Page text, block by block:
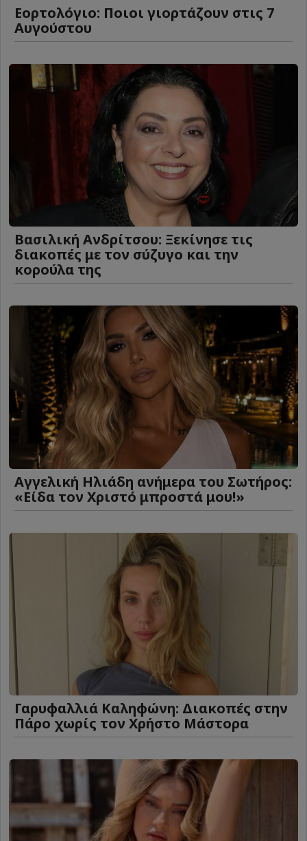
Εορτολόγιο: Ποιοι γιορτάζουν στις 7
Αυγούστου
Βασιλική Ανδρίτσου: Ξεκίνησε τις
διακοπές με τον σύζυγο και την
κορούλα της
Αγγελική Ηλιάδη ανήμερα του Σωτήρος:
«Είδα τον Χριστό μπροστά μου!»
Γαρυφαλλιά Καληφώνη: Διακοπές στην
Πάρο χωρίς τον Χρήστο Μάστορα